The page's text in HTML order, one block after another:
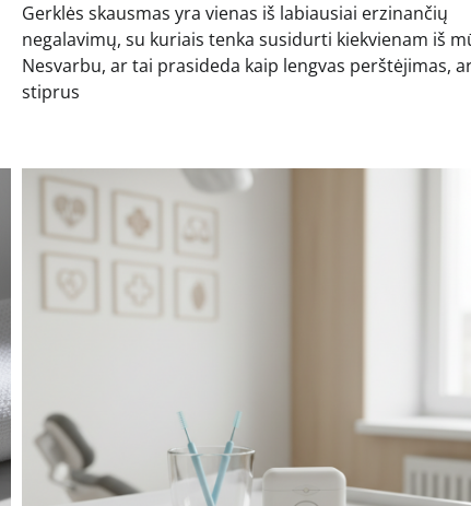
Gerklės skausmas yra vienas iš labiausiai erzinančių
negalavimų, su kuriais tenka susidurti kiekvienam iš
Nesvarbu, ar tai prasideda kaip lengvas perštėjimas,
stiprus